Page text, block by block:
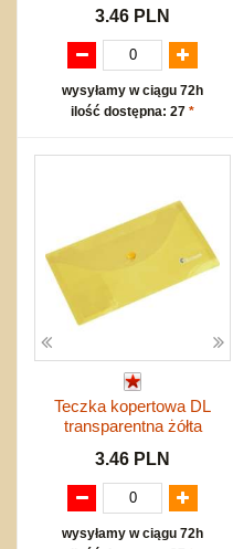
3.46 PLN
wysyłamy w ciągu 72h
ilość dostępna: 27 *
Teczka kopertowa DL
transparentna żółta
3.46 PLN
wysyłamy w ciągu 72h